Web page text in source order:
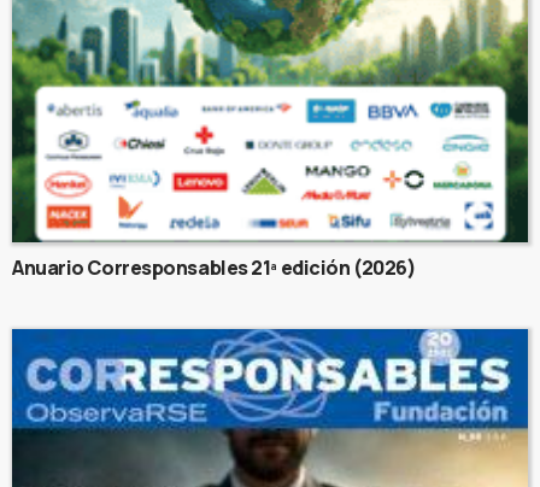
Anuario Corresponsables 21ª edición (2026)